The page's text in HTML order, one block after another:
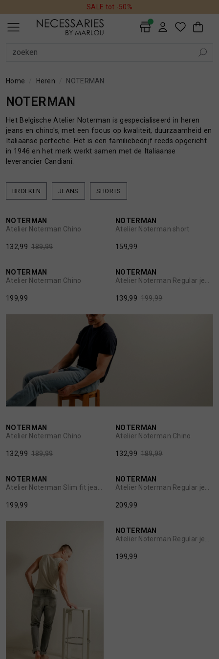
DAMES
AVONDKLEDING
BADMODE
BEAUTY
BLAZERS
BLOUSES
BROEKEN
HANDSCHOENEN
JUMPSUITS
MUTSEN
REGENLAARZEN
ROKKEN
SHORTS
SIERADEN
SJAALS
SOKKEN
HEREN
ACCESSOIRES
BEAUTY
BROEKEN
COLBERTS
HOEDEN EN PETTEN
JASSEN
JEANS
SCHOENEN EN REGENLAARZEN
SJAALS
SOKKEN
T-SHIRTS
TRUIEN
VESTEN
WONEN
INTERIEUR
KUSSENS
PLAIDS
SALE
ALLE DAMES
SALE
AVONDKLEDING
BADMODE
BEAUTY
BLAZERS
BLOUSES
BROEKEN
HANDSCHOENEN
HOEDEN
JASSEN
JEANS
JUMPSUITS
JURKEN
MUTSEN
REGENLAARZEN
ROKKEN
SCHOENEN
SHORTS
SIERADEN
SJAALS
SOKKEN
TASSEN
TOPS EN SHIRTS
TRUIEN
VESTEN
ALLE HEREN
SALE
ACCESSOIRES
BEAUTY
BROEKEN
COLBERTS
HOEDEN EN PETTEN
JASSEN
JEANS
OVERHEMDEN
OVERSHIRTS
POLO'S
SCHOENEN EN REGENLAARZEN
SHORTS
SJAALS
SOKKEN
T-SHIRTS
TASSEN EN RUGZAKKEN
TRUIEN
VESTEN
ALLE WONEN
HONDEN
INTERIEUR
KUSSENS
PLAIDS
DAMES
HEREN
SALE tot -50%
Home Heren NOTERMAN
NOTERMAN
Het Belgische Atelier Noterman is gespecialiseerd in heren
jeans en chino's, met een focus op kwaliteit, duurzaamheid en
Italiaanse perfectie. Het is een familiebedrijf reeds opgericht
in 1946 en het merk werkt samen met de Italiaanse
leverancier Candiani.
BROEKEN JEANS SHORTS
1 /2
30%
NOTERMAN
Atelier Noterman Chino
132,99 189,99
1 /2
NOTERMAN
Atelier Noterman short
159,99
1 /2
NOTERMAN
Atelier Noterman Chino
199,99
1 /2
NOTERMAN
139,99 199,99
1 /2
30%
NOTERMAN
Atelier Noterman Chino
132,99 189,99
1 /2
30%
NOTERMAN
Atelier Noterman Chino
132,99 189,99
1 /2
NOTERMAN
199,99
1 /2
NOTERMAN
209,99
1 /2
NOTERMAN
199,99